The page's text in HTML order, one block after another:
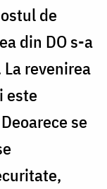
de
din DO s-a
revenirea
este
se